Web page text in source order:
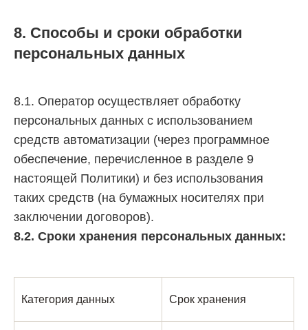
8. Способы и сроки обработки
персональных данных
8.1. Оператор осуществляет обработку
персональных данных с использованием
средств автоматизации (через программное
обеспечение, перечисленное в разделе 9
настоящей Политики) и без использования
таких средств (на бумажных носителях при
заключении договоров).
8.2. Сроки хранения персональных данных:
Категория данных Срок хранения